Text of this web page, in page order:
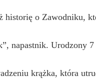
o Zawodniku,
napastnik. Urodzony
krążka, która